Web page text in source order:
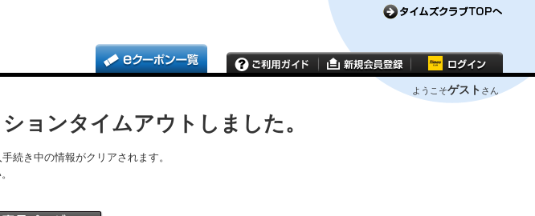
ようこそゲスト さん
ョンタイムアウトしました。
続き中の情報がクリアされます。